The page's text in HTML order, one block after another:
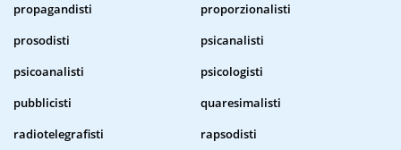
propagandisti
proporzionalisti
prosodisti
psicanalisti
psicoanalisti
psicologisti
pubblicisti
quaresimalisti
radiotelegrafisti
rapsodisti